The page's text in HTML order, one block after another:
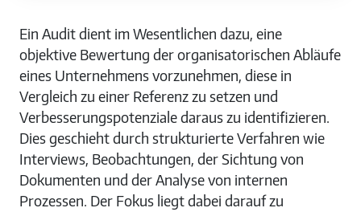
Ein Audit dient im Wesentlichen dazu, eine
objektive Bewertung der organisatorischen Abläufe
eines Unternehmens vorzunehmen, diese in
Vergleich zu einer Referenz zu setzen und
Verbesserungspotenziale daraus zu identifizieren.
Dies geschieht durch strukturierte Verfahren wie
Interviews, Beobachtungen, der Sichtung von
Dokumenten und der Analyse von internen
Prozessen. Der Fokus liegt dabei darauf zu